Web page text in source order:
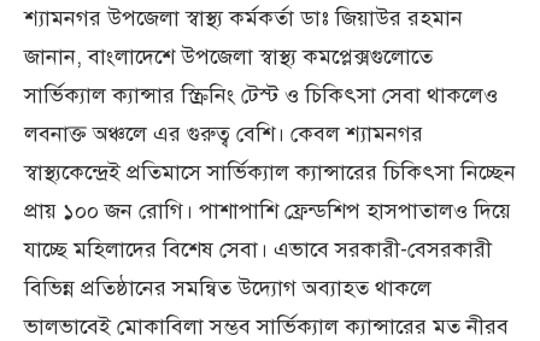
শ্যামনগর উপজেলা স্বাস্থ্য কর্মকর্তা ডাঃ জিয়াউর রহমান
জানান, বাংলাদেশে উপজেলা স্বাস্থ্য কমপ্লেক্সগুলোতে
সার্ভিক্যাল ক্যান্সার স্ক্রিনিং টেস্ট ও চিকিৎসা সেবা থাকলেও
লবনাক্ত অঞ্চলে এর গুরুত্ব বেশি। কেবল শ্যামনগর
স্বাস্থ্যকেন্দ্রেই প্রতিমাসে সার্ভিক্যাল ক্যান্সারের চিকিৎসা নিচ্ছেন
প্রায় ১০০ জন রোগি। পাশাপাশি ফ্রেন্ডশিপ হাসপাতালও দিয়ে
যাচ্ছে মহিলাদের বিশেষ সেবা। এভাবে সরকারী-বেসরকারী
বিভিন্ন প্রতিষ্ঠানের সমন্বিত উদ্যোগ অব্যাহত থাকলে
ভালভাবেই মোকাবিলা সম্ভব সার্ভিক্যাল ক্যান্সারের মত নীরব